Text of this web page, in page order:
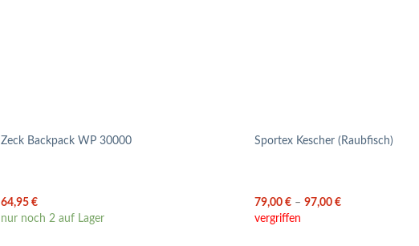
Zeck Backpack WP 30000
64,95€
nur noch 2 auf Lager
Sportex Kescher (Raubfisch)
79,00€ –97,00€
vergriffen